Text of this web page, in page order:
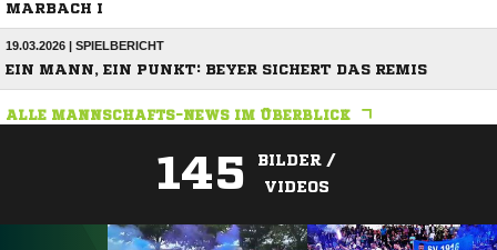
MARBACH I
19.03.2026 | SPIELBERICHT
EIN MANN, EIN PUNKT: BEYER SICHERT DAS REMIS
ALLE MANNSCHAFTS-NEWS IM ÜBERBLICK
145
BILDER /
VIDEOS